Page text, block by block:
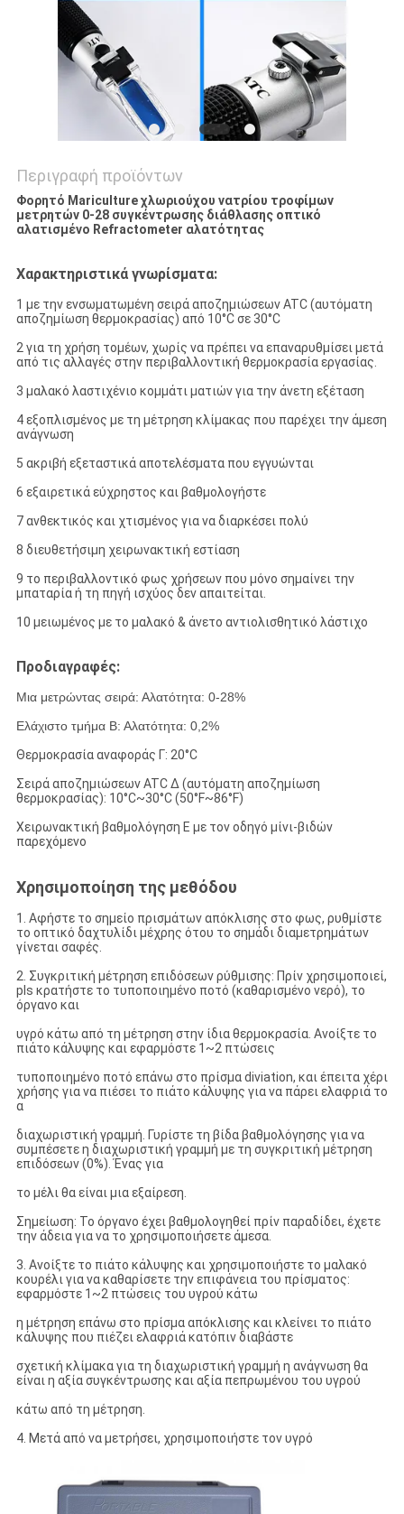
Περιγραφή προϊόντων
Φορητό Mariculture χλωριούχου νατρίου τροφίμων
μετρητών 0-28 συγκέντρωσης διάθλασης οπτικό
αλατισμένο Refractometer αλατότητας
Χαρακτηριστικά γνωρίσματα:
1 με την ενσωματωμένη σειρά αποζημιώσεων ATC (αυτόματη
αποζημίωση θερμοκρασίας) από 10°C σε 30°C
2 για τη χρήση τομέων, χωρίς να πρέπει να επαναρυθμίσει μετά
από τις αλλαγές στην περιβαλλοντική θερμοκρασία εργασίας.
3 μαλακό λαστιχένιο κομμάτι ματιών για την άνετη εξέταση
4 εξοπλισμένος με τη μέτρηση κλίμακας που παρέχει την άμεση
ανάγνωση
5 ακριβή εξεταστικά αποτελέσματα που εγγυώνται
6 εξαιρετικά εύχρηστος και βαθμολογήστε
7 ανθεκτικός και χτισμένος για να διαρκέσει πολύ
8 διευθετήσιμη χειρωνακτική εστίαση
9 το περιβαλλοντικό φως χρήσεων που μόνο σημαίνει την
μπαταρία ή τη πηγή ισχύος δεν απαιτείται.
10 μειωμένος με το μαλακό & άνετο αντιολισθητικό λάστιχο
Προδιαγραφές:
Μια μετρώντας σειρά: Αλατότητα: 0-28%
Ελάχιστο τμήμα Β: Αλατότητα: 0,2%
Θερμοκρασία αναφοράς Γ: 20°C
Σειρά αποζημιώσεων ATC Δ (αυτόματη αποζημίωση
θερμοκρασίας): 10°C~30°C (50°F~86°F)
Χειρωνακτική βαθμολόγηση Ε με τον οδηγό μίνι-βιδών
παρεχόμενο
Χρησιμοποίηση της μεθόδου
1. Αφήστε το σημείο πρισμάτων απόκλισης στο φως, ρυθμίστε
το οπτικό δαχτυλίδι μέχρης ότου το σημάδι διαμετρημάτων
γίνεται σαφές.
2. Συγκριτική μέτρηση επιδόσεων ρύθμισης: Πρίν χρησιμοποιεί,
pls κρατήστε το τυποποιημένο ποτό (καθαρισμένο νερό), το
όργανο και
υγρό κάτω από τη μέτρηση στην ίδια θερμοκρασία. Ανοίξτε το
πιάτο κάλυψης και εφαρμόστε 1~2 πτώσεις
τυποποιημένο ποτό επάνω στο πρίσμα diviation, και έπειτα χέρι
χρήσης για να πιέσει το πιάτο κάλυψης για να πάρει ελαφριά το
α
διαχωριστική γραμμή. Γυρίστε τη βίδα βαθμολόγησης για να
συμπέσετε η διαχωριστική γραμμή με τη συγκριτική μέτρηση
επιδόσεων (0%). Ένας για
το μέλι θα είναι μια εξαίρεση.
Σημείωση: Το όργανο έχει βαθμολογηθεί πρίν παραδίδει, έχετε
την άδεια για να το χρησιμοποιήσετε άμεσα.
3. Ανοίξτε το πιάτο κάλυψης και χρησιμοποιήστε το μαλακό
κουρέλι για να καθαρίσετε την επιφάνεια του πρίσματος:
εφαρμόστε 1~2 πτώσεις του υγρού κάτω
η μέτρηση επάνω στο πρίσμα απόκλισης και κλείνει το πιάτο
κάλυψης που πιέζει ελαφριά κατόπιν διαβάστε
σχετική κλίμακα για τη διαχωριστική γραμμή η ανάγνωση θα
είναι η αξία συγκέντρωσης και αξία πεπρωμένου του υγρού
κάτω από τη μέτρηση.
4. Μετά από να μετρήσει, χρησιμοποιήστε τον υγρό